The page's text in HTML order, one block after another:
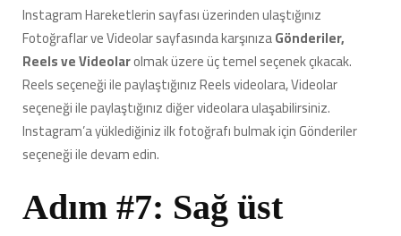
Instagram Hareketlerin sayfası üzerinden ulaştığınız
Fotoğraflar ve Videolar sayfasında karşınızaGönderiler,
Reels ve Videolarolmak üzere üç temel seçenek çıkacak.
Reels seçeneği ile paylaştığınız Reels videolara, Videolar
seçeneği ile paylaştığınız diğer videolara ulaşabilirsiniz.
Instagram’a yüklediğiniz ilk fotoğrafı bulmak için Gönderiler
seçeneği ile devam edin.
Adım #7: Sağ üst